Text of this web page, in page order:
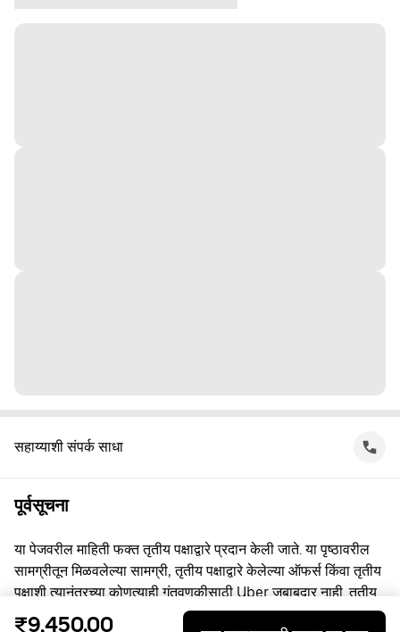
सहाय्याशी संपर्क साधा
पूर्वसूचना
या पेजवरील माहिती फक्त तृतीय पक्षाद्वारे प्रदान केली जाते. या पृष्ठावरील
सामग्रीतून मिळवलेल्या सामग्री, तृतीय पक्षाद्वारे केलेल्या ऑफर्स किंवा तृतीय
पक्षाशी त्यानंतरच्या कोणत्याही गुंतवणूकीसाठी Uber जबाबदार नाही. तृतीय
पक्षाशी व्यस्त असताना, तुम्ही त्यांच्याशी थेट करार करता, ज्यासाठी Uber हा
₹9,450.00